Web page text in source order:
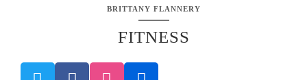
BRITTANY FLANNERY
FITNESS